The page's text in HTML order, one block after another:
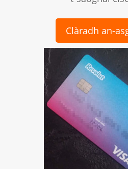
Clàradh an-